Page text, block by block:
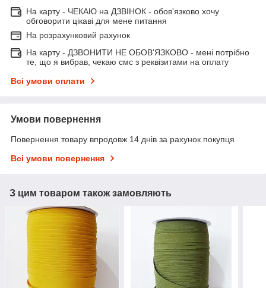
На карту - ЧЕКАЮ на ДЗВІНОК - обов'язково хочу
обговорити цікаві для мене питання
На розрахунковий рахунок
На карту - ДЗВОНИТИ НЕ ОБОВ'ЯЗКОВО - мені потрібно
те, що я вибрав, чекаю смс з реквізитами на оплату
Всі умови оплати
Умови повернення
Повернення товару впродовж 14 днів за рахунок покупця
Всі умови повернення
З цим товаром також замовляють